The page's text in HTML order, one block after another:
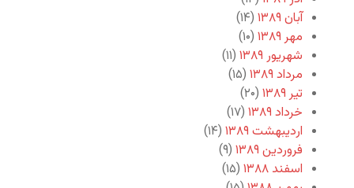
آبان ۱۳۸۹
(۱۴)
مهر ۱۳۸۹
(۱۰)
شهریور ۱۳۸۹
(۱۱)
مرداد ۱۳۸۹
(۱۵)
تیر ۱۳۸۹
(۲۰)
خرداد ۱۳۸۹
(۱۷)
اردیبهشت ۱۳۸۹
(۱۴)
فروردین ۱۳۸۹
(۹)
اسفند ۱۳۸۸
(۱۵)